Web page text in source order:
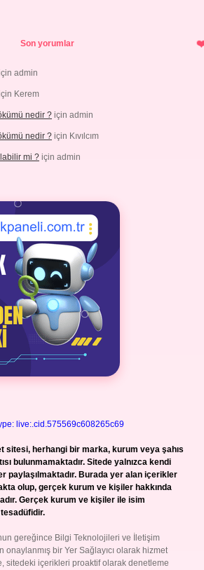
Son yorumlar
admin
Kerem
nedir ? için admin
nedir ? için Kıvılcım
mi ? için admin
live:.cid.575569c608265c69
sitesi, herhangi bir marka, kurum veya şahıs
bulunmamaktadır. Sitede yalnızca kendi
paylaşılmaktadır. Burada yer alan içerikler
olup, gerçek kurum ve kişiler hakkında
Gerçek kurum ve kişiler ile isim
gereğince Bilgi Teknolojileri ve İletişim
onaylanmış bir Yer Sağlayıcı olarak hizmet
sitedeki içerikleri proaktif olarak denetleme